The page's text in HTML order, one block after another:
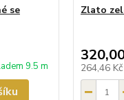
se
9.5 m
Zlato
264,46 Kč